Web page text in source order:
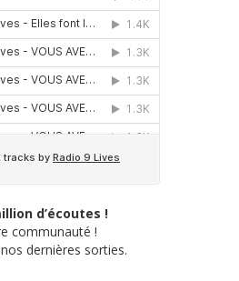
d’écoutes !
communauté !
dernières sorties.